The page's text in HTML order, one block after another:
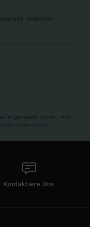
und exklusive
angemeldet haben - Alle
Mail
Kontaktiere Uns